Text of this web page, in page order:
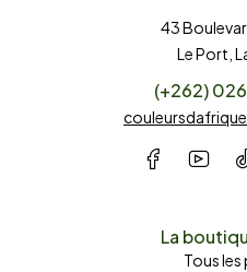
43
Le Port,
(+262)
La
Tous